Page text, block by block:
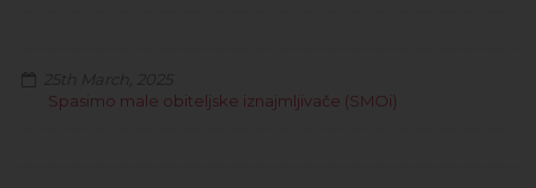
Spasimo male obiteljske iznajmljivače (SMOi)